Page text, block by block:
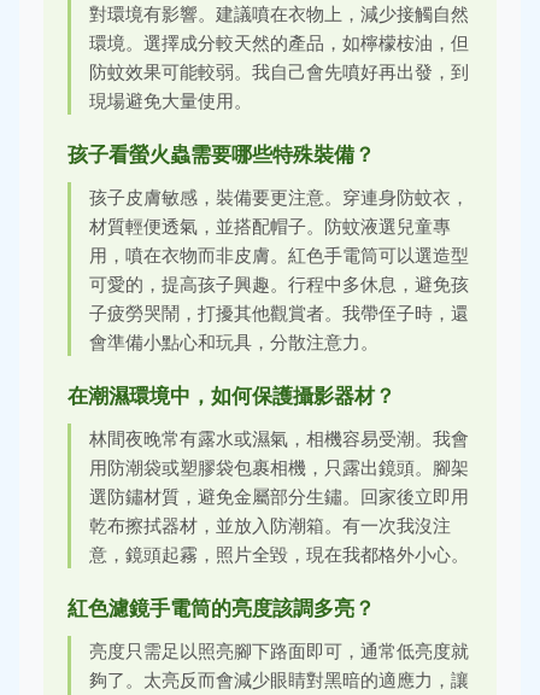
對環境有影響。建議噴在衣物上，減少接觸自然
環境。選擇成分較天然的產品，如檸檬桉油，但
防蚊效果可能較弱。我自己會先噴好再出發，到
現場避免大量使用。
孩子看螢火蟲需要哪些特殊裝備？
孩子皮膚敏感，裝備要更注意。穿連身防蚊衣，
材質輕便透氣，並搭配帽子。防蚊液選兒童專
用，噴在衣物而非皮膚。紅色手電筒可以選造型
可愛的，提高孩子興趣。行程中多休息，避免孩
子疲勞哭鬧，打擾其他觀賞者。我帶侄子時，還
會準備小點心和玩具，分散注意力。
在潮濕環境中，如何保護攝影器材？
林間夜晚常有露水或濕氣，相機容易受潮。我會
用防潮袋或塑膠袋包裹相機，只露出鏡頭。腳架
選防鏽材質，避免金屬部分生鏽。回家後立即用
乾布擦拭器材，並放入防潮箱。有一次我沒注
意，鏡頭起霧，照片全毀，現在我都格外小心。
紅色濾鏡手電筒的亮度該調多亮？
亮度只需足以照亮腳下路面即可，通常低亮度就
夠了。太亮反而會減少眼睛對黑暗的適應力，讓